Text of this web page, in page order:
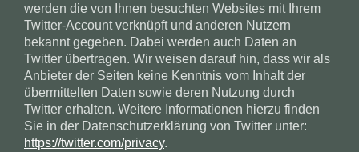
werden die von Ihnen besuchten Websites mit Ihrem
Twitter-Account verknüpft und anderen Nutzern
bekannt gegeben. Dabei werden auch Daten an
Twitter übertragen. Wir weisen darauf hin, dass wir als
Anbieter der Seiten keine Kenntnis vom Inhalt der
übermittelten Daten sowie deren Nutzung durch
Twitter erhalten. Weitere Informationen hierzu finden
Sie in der Datenschutzerklärung von Twitter unter:
https://twitter.com/privacy.